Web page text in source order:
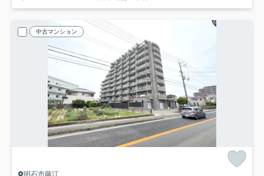
中古マンション
明石市藤江